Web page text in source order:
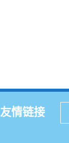
友情链接